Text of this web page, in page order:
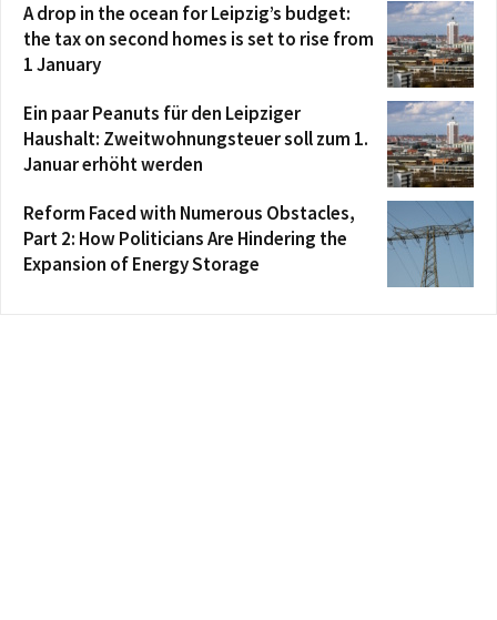
A drop in the ocean for Leipzig’s budget:
the tax on second homes is set to rise from
1 January
Ein paar Peanuts für den Leipziger
Haushalt: Zweitwohnungsteuer soll zum 1.
Januar erhöht werden
Reform Faced with Numerous Obstacles,
Part 2: How Politicians Are Hindering the
Expansion of Energy Storage